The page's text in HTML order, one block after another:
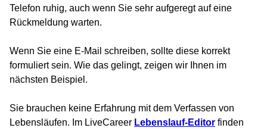
Telefon ruhig, auch wenn Sie sehr aufgeregt auf eine
Rückmeldung warten.
Wenn Sie eine E-Mail schreiben, sollte diese korrekt
formuliert sein. Wie das gelingt, zeigen wir Ihnen im
nächsten Beispiel.
Sie brauchen keine Erfahrung mit dem Verfassen von
Lebensläufen. Im LiveCareer Lebenslauf-Editor finden